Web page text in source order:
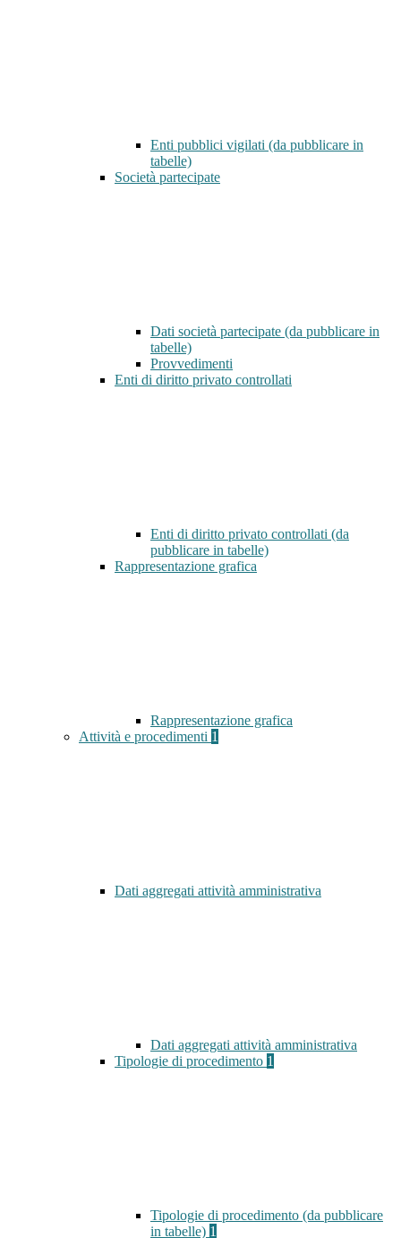
Enti pubblici vigilati (da pubblicare in
tabelle)
Società partecipate
Dati società partecipate (da pubblicare in
tabelle)
Provvedimenti
Enti di diritto privato controllati
Enti di diritto privato controllati (da
pubblicare in tabelle)
Rappresentazione grafica
Rappresentazione grafica
Attività e procedimenti 1
Dati aggregati attività amministrativa
Dati aggregati attività amministrativa
Tipologie di procedimento 1
Tipologie di procedimento (da pubblicare
in tabelle) 1